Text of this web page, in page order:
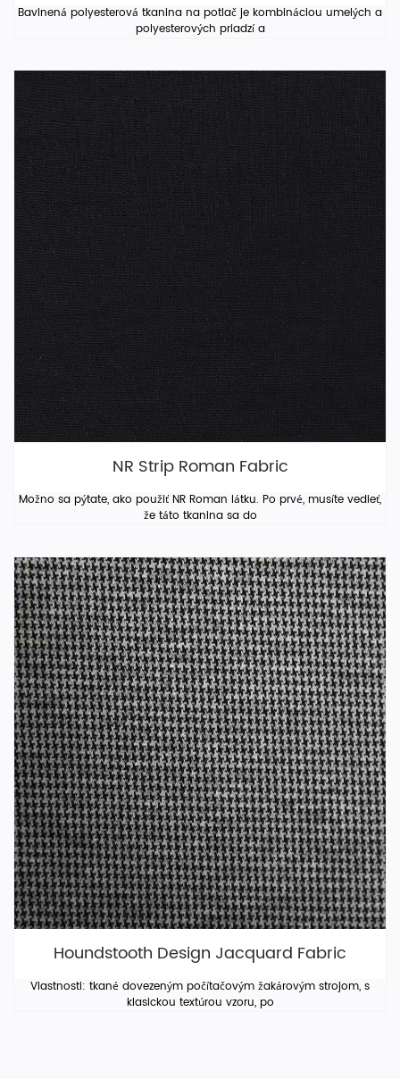
Bavlnená polyesterová tkanina na potlač je kombináciou umelých a
polyesterových priadzí a
NR Strip Roman Fabric
Možno sa pýtate, ako použiť NR Roman látku. Po prvé, musíte vedieť,
že táto tkanina sa do
Houndstooth Design Jacquard Fabric
Vlastnosti: tkané dovezeným počítačovým žakárovým strojom, s
klasickou textúrou vzoru, po